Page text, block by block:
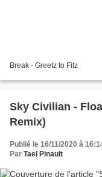
Break - Greetz to Fitz
Sky Civilian -
Remix)
Publié le 16/11/2020 à
Par Tael Pinault